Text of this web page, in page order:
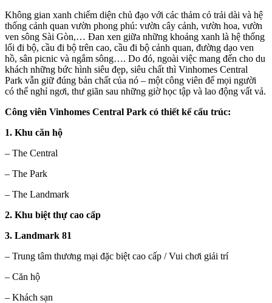
Không gian xanh chiếm diện chủ đạo với các thảm cỏ trải dài và hệ
thống cảnh quan vườn phong phú: vườn cây cảnh, vườn hoa, vườn
ven sông Sài Gòn,… Đan xen giữa những khoảng xanh là hệ thống
lối đi bộ, cầu đi bộ trên cao, cầu đi bộ cảnh quan, đường dạo ven
hồ, sân picnic và ngắm sông…. Do đó, ngoài việc mang đến cho du
khách những bức hình siêu đẹp, siêu chất thì Vinhomes Central
Park vẫn giữ đúng bản chất của nó – một công viên để mọi người
có thể nghỉ ngơi, thư giãn sau những giờ học tập và lao động vất vả.
Công viên Vinhomes Central Park có thiết kế cấu trúc:
1. Khu căn hộ
– The Central
– The Park
– The Landmark
2. Khu biệt thự cao cấp
3. Landmark 81
– Trung tâm thương mại đặc biệt cao cấp / Vui chơi giải trí
– Căn hộ
– Khách sạn